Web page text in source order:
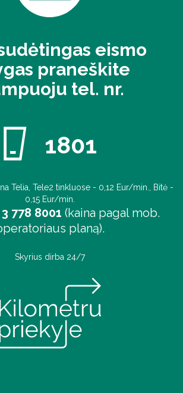
eismo
praneškite
tel. nr.
1801
Telia, Tele2 tinkluose - 0,12 Eur/min., Bitė -
0,15 Eur/min.
778 8001 (kaina pagal mob.
planą).
Skyrius dirba 24/7